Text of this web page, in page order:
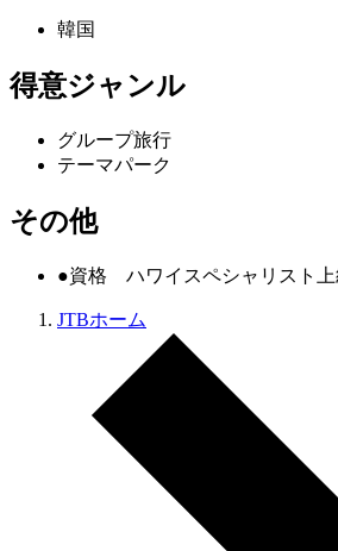
韓国
得意ジャンル
グループ旅行
テーマパーク
その他
●資格 ハワイスペシャリスト上
JTBホーム